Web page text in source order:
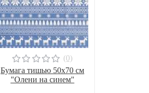
(0)
Бумага тишью 50х70 см
"Олени на синем"